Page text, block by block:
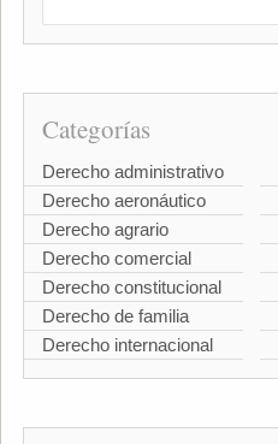
Categorías
Derecho administrativo
Derecho aeronáutico
Derecho agrario
Derecho comercial
Derecho constitucional
Derecho de familia
Derecho internacional